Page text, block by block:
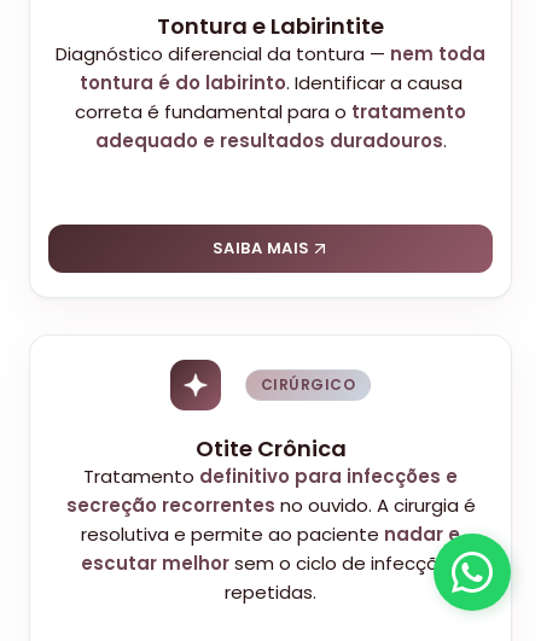
Tontura e Labirintite
Diagnóstico diferencial da tontura — nem toda
tontura é do labirinto. Identificar a causa
correta é fundamental para o tratamento
adequado e resultados duradouros.
SAIBA MAIS
CIRÚRGICO
Otite Crônica
Tratamento definitivo para infecções e
secreção recorrentes no ouvido. A cirurgia é
resolutiva e permite ao paciente nadar e
escutar melhorsem o ciclo de infecções
repetidas.